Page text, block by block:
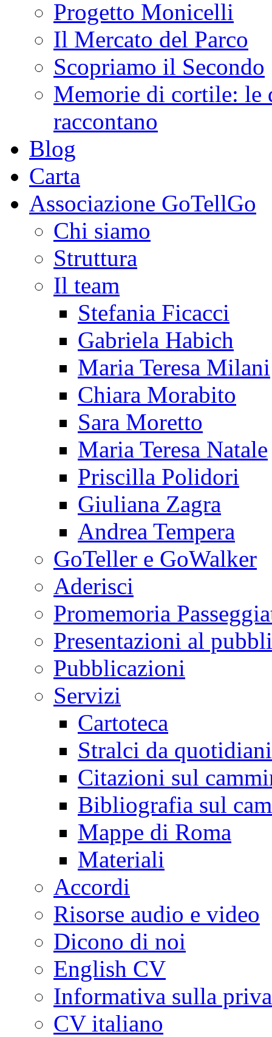
Progetto Monicelli
Il Mercato del Parco
Scopriamo il Secondo
Memorie di cortile: le
raccontano
Blog
Carta
Associazione GoTellGo
Chi siamo
Struttura
Il team
Stefania Ficacci
Gabriela Habich
Maria Teresa Milani
Chiara Morabito
Sara Moretto
Maria Teresa Natale
Priscilla Polidori
Giuliana Zagra
Andrea Tempera
GoTeller e GoWalker
Aderisci
Promemoria
Presentazioni al
Pubblicazioni
Servizi
Cartoteca
Stralci da
Citazioni sul
Bibliografia sul
Mappe di Roma
Materiali
Accordi
Risorse audio e video
Dicono di noi
English CV
Informativa sulla
CV italiano